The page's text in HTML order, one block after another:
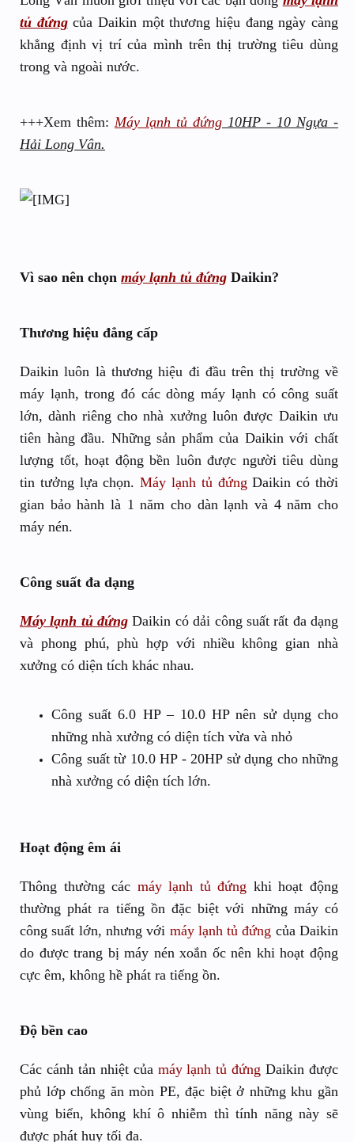
tủ đứngcủa Daikin một thương hiệu đang ngày càng
khẳng định vị trí của mình trên thị trường tiêu dùng
trong và ngoài nước.
+++Xem thêm: Máy lạnh tủ đứng 10HP - 10 Ngựa -
Hải Long Vân.
Vì sao nên chọn máy lạnh tủ đứng Daikin?
Thương hiệu đẳng cấp
Daikin luôn là thương hiệu đi đầu trên thị trường về
máy lạnh, trong đó các dòng máy lạnh có công suất
lớn, dành riêng cho nhà xưởng luôn được Daikin ưu
tiên hàng đầu. Những sản phẩm của Daikin với chất
lượng tốt, hoạt động bền luôn được người tiêu dùng
tin tưởng lựa chọn.Máy lạnh tủ đứng Daikin có thời
gian bảo hành là 1 năm cho dàn lạnh và 4 năm cho
máy nén.
Công suất đa dạng
Máy lạnh tủ đứng Daikin có dải công suất rất đa dạng
và phong phú, phù hợp với nhiều không gian nhà
xưởng có diện tích khác nhau.
Công suất 6.0 HP – 10.0 HP nên sử dụng cho
những nhà xưởng có diện tích vừa và nhỏ
Công suất từ 10.0 HP - 20HP sử dụng cho những
nhà xưởng có diện tích lớn.
Hoạt động êm ái
Thông thường các máy lạnh tủ đứng khi hoạt động
thường phát ra tiếng ồn đặc biệt với những máy có
công suất lớn, nhưng với máy lạnh tủ đứng của Daikin
do được trang bị máy nén xoắn ốc nên khi hoạt động
cực êm, không hề phát ra tiếng ồn.
Độ bền cao
Các cánh tản nhiệt của máy lạnh tủ đứng Daikin được
phủ lớp chống ăn mòn PE, đặc biệt ở những khu gần
vùng biển, không khí ô nhiễm thì tính năng này sẽ
được phát huy tối đa.